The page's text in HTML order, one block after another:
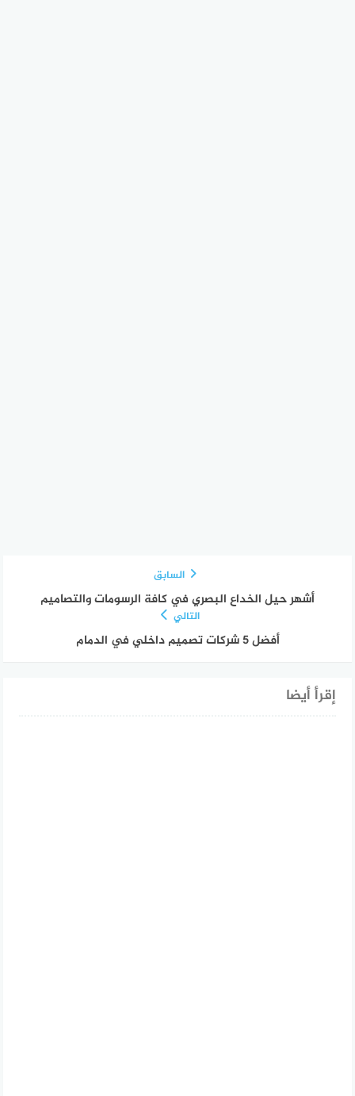
السابق
أشهر حيل الخداع البصري في كافة الرسومات والتصاميم
التالي
أفضل 5 شركات تصميم داخلي في الدمام
إقرأ أيضا